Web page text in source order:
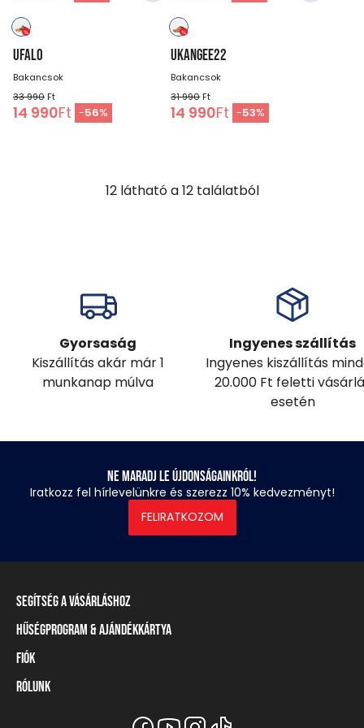
UFALO
Bakancsok
33 990 Ft
14 990Ft -56%
UKANGEE22
Bakancsok
31 990Ft
14 990Ft -53%
12látható a12találatból
Gyorsaság
Kiszállítás akár már 1
munkanap múlva
Ingyenes szállítás
Ingyenes kiszállítás
20.000 Ft feletti
esetén
Ne maradj le újdonságainkról!
Iratkozz fel hírlevelünkre és szerezz 10% kedvezményt!
FELIRATKOZOM
Segítség a vásárláshoz
Szállítási információ
Fizetési módok
Mérettáblázat
Üzleteink és viszonteladók
Hűségprogram & Ajándékkártya
Törzsvásárlói program
Ajándékkártya
Fiók
Belépés / Regisztráció
Rólunk
A Heavy Tools márka